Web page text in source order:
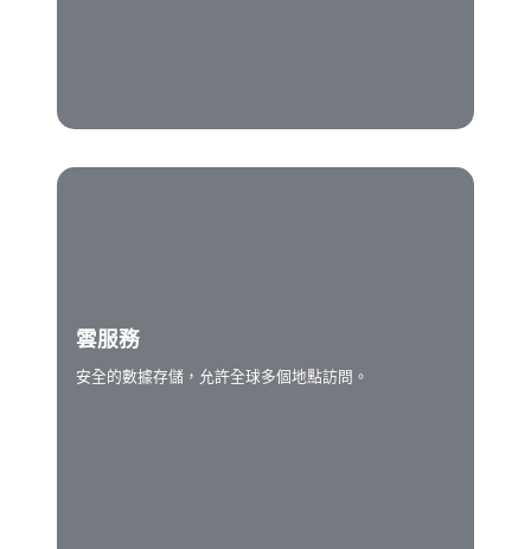
雲服務
安全的數據存儲，允許全球多個地點訪問。